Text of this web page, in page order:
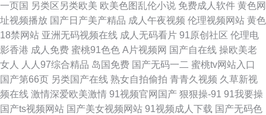
一页国 另类区另类欧美 欧美色图乱伦小说 免费成人软件 黄色网
址视频播放 国产日产美产精品 成人午夜视频 伦理视频网站 黄色
18禁网站 亚洲无码视频在线 成人无码看片 91原创社区 伦理电
影香港 成人免费 蜜桃91色色 A片视频网 国产自在线 操欧美老
女人
人人97综合精品 岛国免费 国产无码一二 蜜桃tv网站入口
国产第66页 另类国产在线 熟女自拍偷拍 青青久视频 久草新视
频在线 激情深爱欧美激情 91视频官网国产 狠狠操-91 91我要操
国产ts视频网站 国产美女视频网站 91视频成人下载 国产无码色